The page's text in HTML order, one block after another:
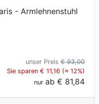
- Armlehnenstuhl
unser Preis € 93,00
Sie sparen € 11,16 (≈ 12%)
nur ab € 81,84